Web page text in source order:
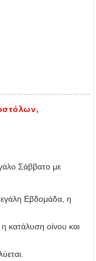
Σάββατο με
Εβδομάδα, η
η κατάλυση οίνου και